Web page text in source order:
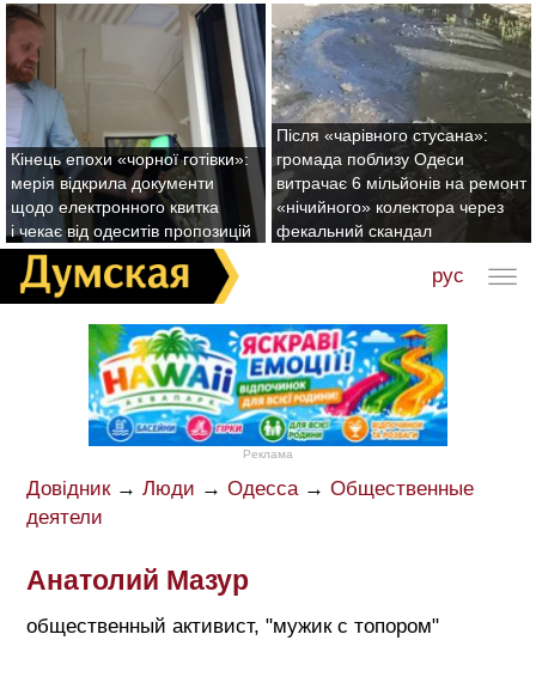
Кінець епохи «чорної готівки»:
мерія відкрила документи
щодо електронного квитка
і чекає від одеситів пропозицій
Після «чарівного стусана»:
громада поблизу Одеси
витрачає 6 мільйонів на ремонт
«нічийного» колектора через
фекальний скандал
рус
Реклама
Довідник→ Люди → Одесса→ Общественные
деятели
Анатолий Мазур
общественный активист, "мужик с топором"